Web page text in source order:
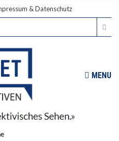
& Datenschutz
MENU